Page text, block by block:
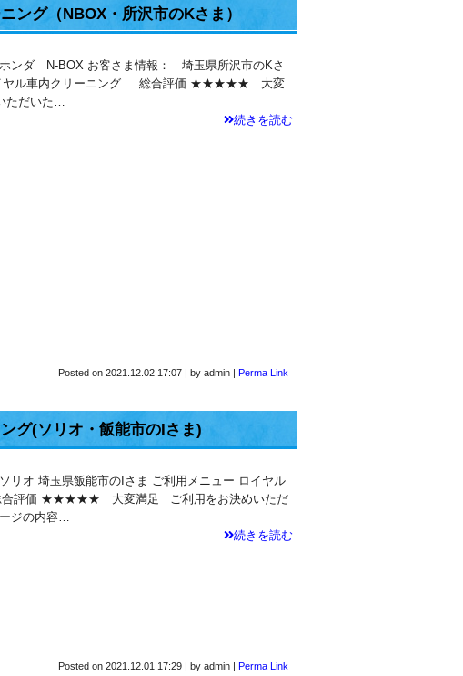
ング（NBOX・所沢市のKさま）
ンダ N-BOX お客さま情報： 埼玉県所沢市のKさ
イヤル車内クリーニング 総合評価 ★★★★★ 大変
ただいた…
続きを読む
Posted on 2021.12.02 17:07| by admin| Perma Link
グ(ソリオ・飯能市のIさま)
リオ 埼玉県飯能市のIさま ご利用メニュー ロイヤル
合評価 ★★★★★ 大変満足 ご利用をお決めいただ
ジの内容…
続きを読む
Posted on 2021.12.01 17:29| by admin| Perma Link